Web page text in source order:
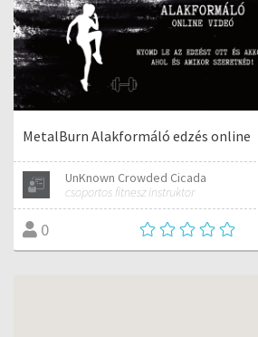
MetalBurn Alakformáló edzés online
UnKnown Crowded Cicada
csoportos fitnesz instruktor
0